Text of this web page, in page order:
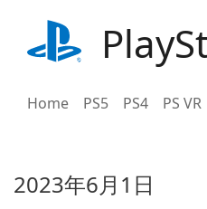
playstation.com
Home PS5 PS4 PS VR
2023年6月1日